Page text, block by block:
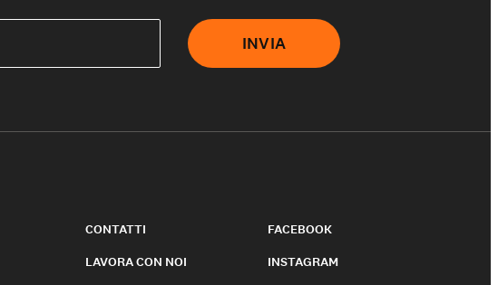
INVIA
CONTATTI
LAVORA CON NOI
FACEBOOK
INSTAGRAM